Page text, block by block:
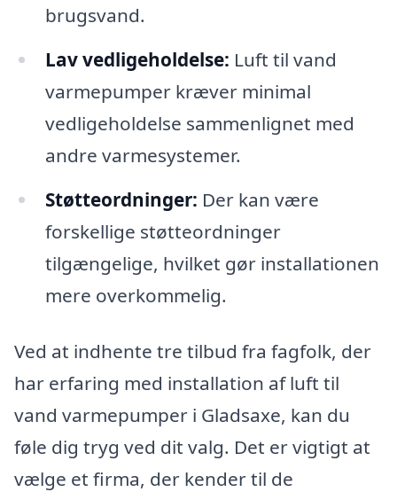
brugsvand.
Lav vedligeholdelse: Luft til vand
varmepumper kræver minimal
vedligeholdelse sammenlignet med
andre varmesystemer.
Støtteordninger: Der kan være
forskellige støtteordninger
tilgængelige, hvilket gør installationen
mere overkommelig.
Ved at indhente tre tilbud fra fagfolk, der
har erfaring med installation af luft til
vand varmepumper i Gladsaxe, kan du
føle dig tryg ved dit valg. Det er vigtigt at
vælge et firma, der kender til de